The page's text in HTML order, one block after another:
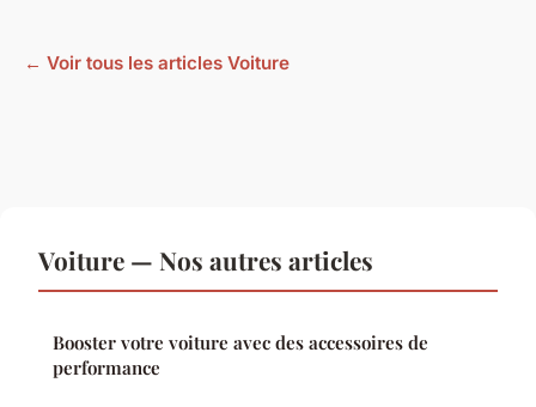
← Voir tous les articles Voiture
Voiture — Nos autres articles
Booster votre voiture avec des accessoires de
performance